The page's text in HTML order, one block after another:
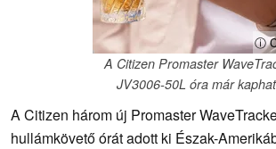
ⓘ
A Citizen Promaster
JV3006-50L óra már
A Citizen három új Promaster
hullámkövető órát adott ki Észak-